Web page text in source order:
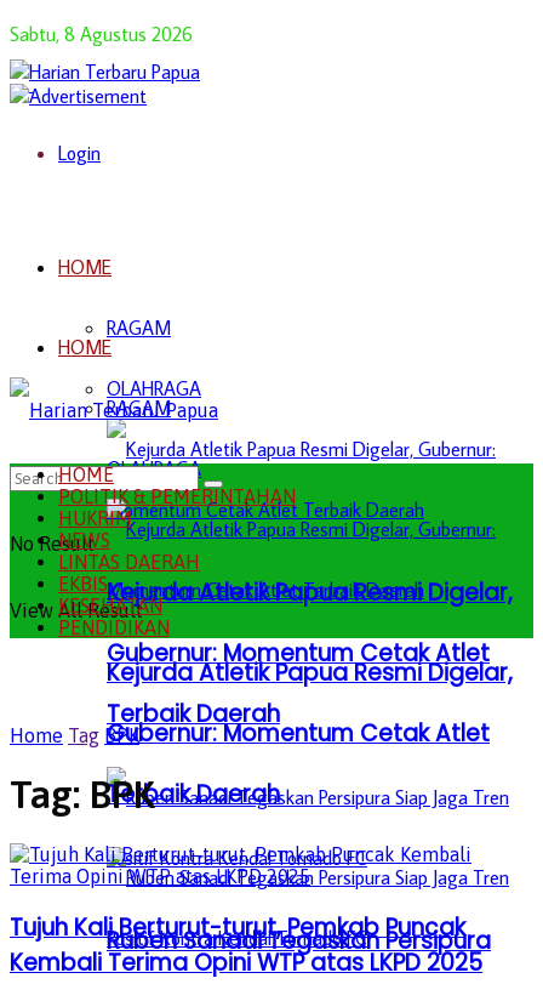
Sabtu, 8 Agustus 2026
Login
HOME
RAGAM
OLAHRAGA
Kejurda Atletik Papua Resmi Digelar,
Gubernur: Momentum Cetak Atlet
Terbaik Daerah
Ruben Sanadi Tegaskan Persipura
HOME
RAGAM
OLAHRAGA
Kejurda Atletik Papua Resmi Digelar,
Gubernur: Momentum Cetak Atlet
Terbaik Daerah
No Result
View All Result
HOME
POLITIK & PEMERINTAHAN
HUKRIM
NEWS
LINTAS DAERAH
EKBIS
KESEHATAN
PENDIDIKAN
Home Tag BPK
Tag: BPK
Tujuh Kali Berturut-turut, Pemkab Puncak
Kembali Terima Opini WTP atas LKPD 2025